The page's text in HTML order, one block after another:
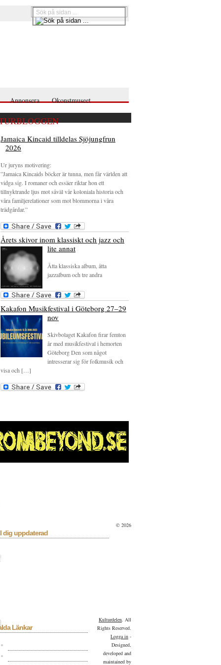
Annonsera Okonstmuseet
Jamaica Kincaid tilldelas Sjöjungfrun
2026
Ur juryns motivering:
”Jamaica Kincaids böcker är tunna, men får världen att
vidga sig. I romaner och essäer riktar hon ett
tillnyktrande ljus mot såväl vår koloniala historia och
våra familjerelationer som mot blommorna i våra
trädgårdar.”
Årets skivor inom klassiskt och jazz och
lite annat
Åtta klassiska album, åtta
jazzalbum och tre andra
Kakafon Musikfestival i Göteborg 27–29
nov
Skivbolaget Kakafon firar femton
år med musikfestival i hemorten
Göteborg Den som något
intresserar sig för folkmusik och
visa och […]
dig uppdaterad
& TV
Länkar
© 2026
Kulturdelen. All
Rights Reserved.
Logga in -
Designed,
developed and
maintained by